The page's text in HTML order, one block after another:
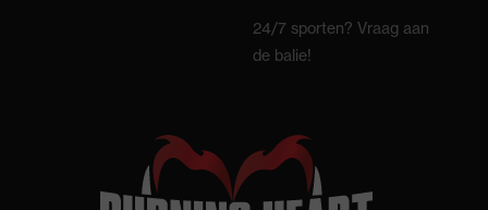
24/7 sporten? Vraag aan
de balie!